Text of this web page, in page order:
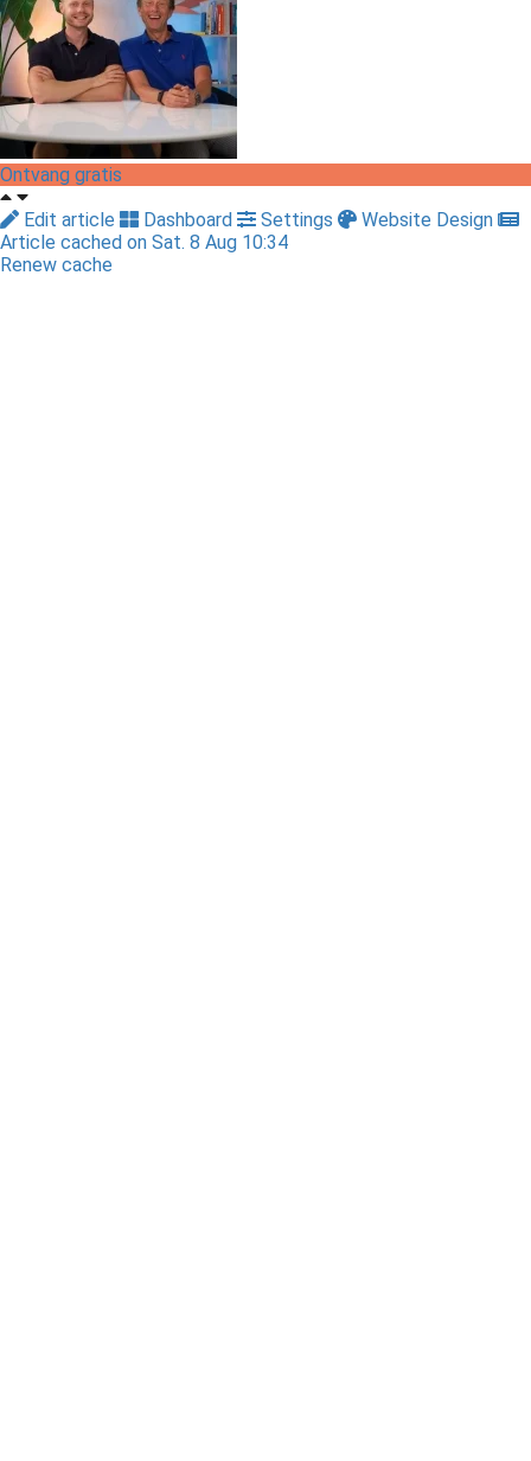
Ontvang gratis
Edit article
Dashboard Settings
Website Design
Article cached on Sat. 8 Aug 10:34
Renew cache